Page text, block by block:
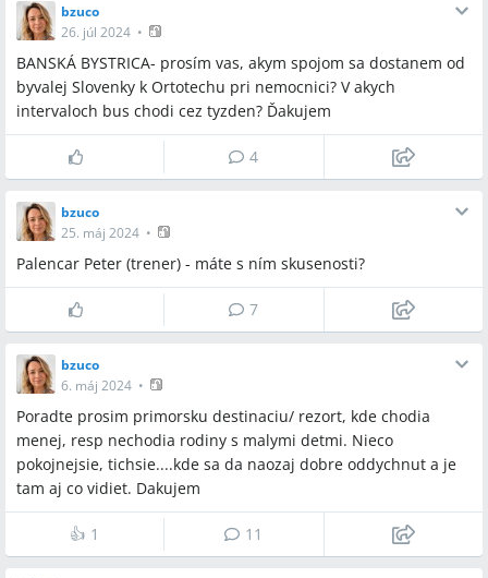
bzuco
26. júl 2024 •
BANSKÁ BYSTRICA- prosím vas, akym spojom sa dostanem od
byvalej Slovenky k Ortotechu pri nemocnici? V akych
intervaloch bus chodi cez tyzden? Ďakujem
4
bzuco
25. máj 2024 •
Palencar Peter (trener) - máte s ním skusenosti?
7
bzuco
6. máj 2024 •
Poradte prosim primorsku destinaciu/ rezort, kde chodia
menej, resp nechodia rodiny s malymi detmi. Nieco
pokojnejsie, tichsie....kde sa da naozaj dobre oddychnut a je
tam aj co vidiet. Dakujem
👍 1 11